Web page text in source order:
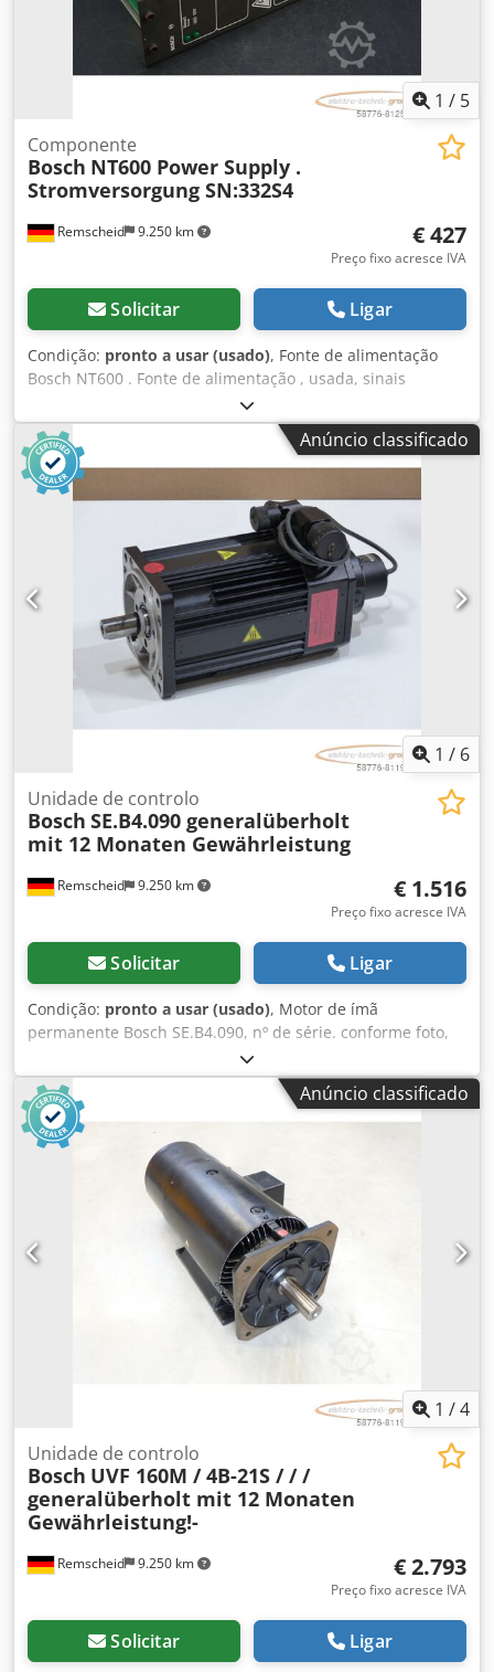
1 / 5
Remscheid 9.250 km
Componente
Bosch NT600 Power Supply .
Stromversorgung SN:332S4
€ 427
Preço fixo acresce IVA
Solicitar Ligar
Condição: pronto a usar (usado), Fonte de alimentação
Bosch NT600 . Fonte de alimentação , usada, sinais
normais de desgaste, 100% funcional, âmbito de
fornecimento conforme fotos Dwodpfx Amei D Uayj Tea
Anúncio classificado
1 / 6
Remscheid 9.250 km
Unidade de controlo
Bosch SE.B4.090 generalüberholt
mit 12 Monaten Gewährleistung
€ 1.516
Preço fixo acresce IVA
Solicitar Ligar
Condição: pronto a usar (usado), Motor de ímã
permanente Bosch SE.B4.090, nº de série. conforme foto,
revisado e testado profissionalmente, com garantia de 12
meses, 100% funcional, escopo de entrega conforme fotos.
Os descontos de vendas acordados não se aplicam a este
item. Por favor, pergunte o preço separadamente! Djdpfx
Amoi D Hfpj Tjwa
Anúncio classificado
1 /4
Remscheid 9.250 km
Unidade de controlo
Bosch UVF 160M / 4B-21S / / /
generalüberholt mit 12 Monaten
Gewährleistung!-
€ 2.793
Preço fixo acresce IVA
Solicitar Ligar